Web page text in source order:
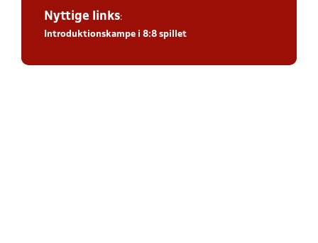
Nyttige links:
Introduktionskampe i 8:8 spillet